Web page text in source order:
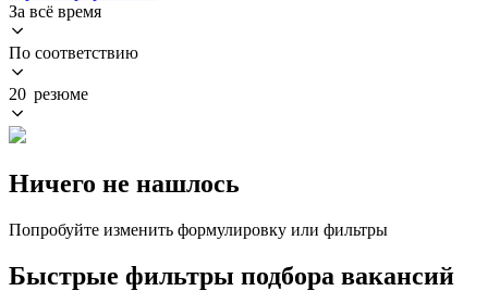
За всё время
По соответствию
20 резюме
Ничего не нашлось
Попробуйте изменить формулировку или фильтры
Быстрые фильтры подбора вакансий